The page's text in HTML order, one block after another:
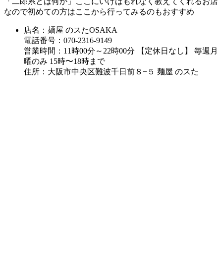
なので初めての方はここから行ってみるのもおすすめ
店名：麺屋 のスたOSAKA
電話番号：070-2316-9149
営業時間：11時00分～22時00分 【定休日なし】 毎週月
曜のみ 15時〜18時まで
住所：大阪市中央区難波千日前８−５ 麺屋 のスた